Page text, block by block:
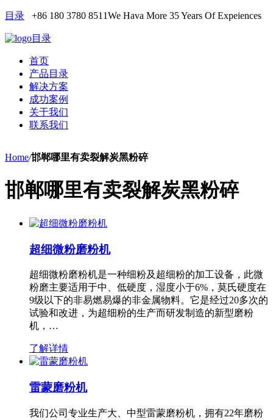
目录 +86 180 3780 8511We Hava More 35 Years Of Expeiences
目录
首页
产品目录
解决方案
成功案例
关于我们
联系我们
Home/邯郸哪里有卖裂解炭黑粉碎
邯郸哪里有卖裂解炭黑粉碎
超细微粉磨粉机
超细微粉磨粉机是一种细粉及超细粉的加工设备，此微
粉磨主要适用于中、低硬度，湿度小于6%，莫氏硬度在
9级以下的非易燃易爆的非金属物料。它是经过20多次的
试验和改进，为超细粉的生产而研发制造的新型磨粉
机，…
了解详情
雷蒙磨粉机
我们公司专业生产大、中型雷蒙磨粉机，拥有22年磨粉